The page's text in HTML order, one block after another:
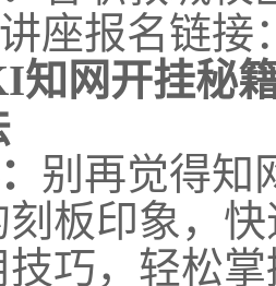
座报名链接
知网开挂秘
别再觉得知
板印象，
技巧，轻松